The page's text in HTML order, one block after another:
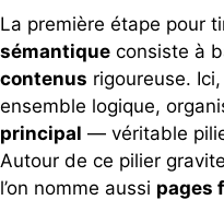
La première étape pour
sémantique consiste à
contenus rigoureuse.
ensemble logique,
principal — véritable
Autour de ce pilier
l’on nomme aussi pages